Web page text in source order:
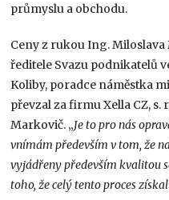
průmyslu a obchodu.
Ceny z rukou Ing. Miloslava
ředitele Svazu podnikatelů
Koliby, poradce náměstka
převzal za firmu Xella CZ,
Markovič. „Je to pro nás
vnímám především v tom, že
vyjádřeny především kvalitou
toho, že celý tento proces